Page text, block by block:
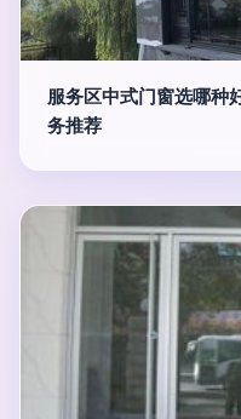
服务区中式门窗选哪种
务推荐